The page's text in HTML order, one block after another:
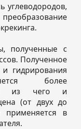
углеводородов,
полученные с
Полученное
гидрирования
более
из чего и
(от двух до
в